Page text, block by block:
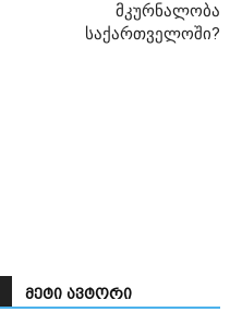
მკურნალობა
საქართველოში?
მეტი ავტორი